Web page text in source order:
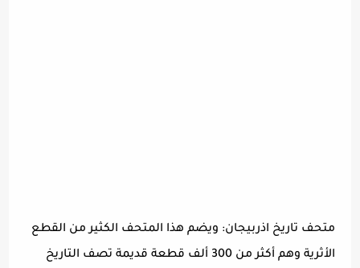
متحف تاريخ اذربيجان: ويضم هذا المتحف الكثير من القطع
الأثرية وهم أكثر من 300 ألف قطعة قديمة تصف التاريخ